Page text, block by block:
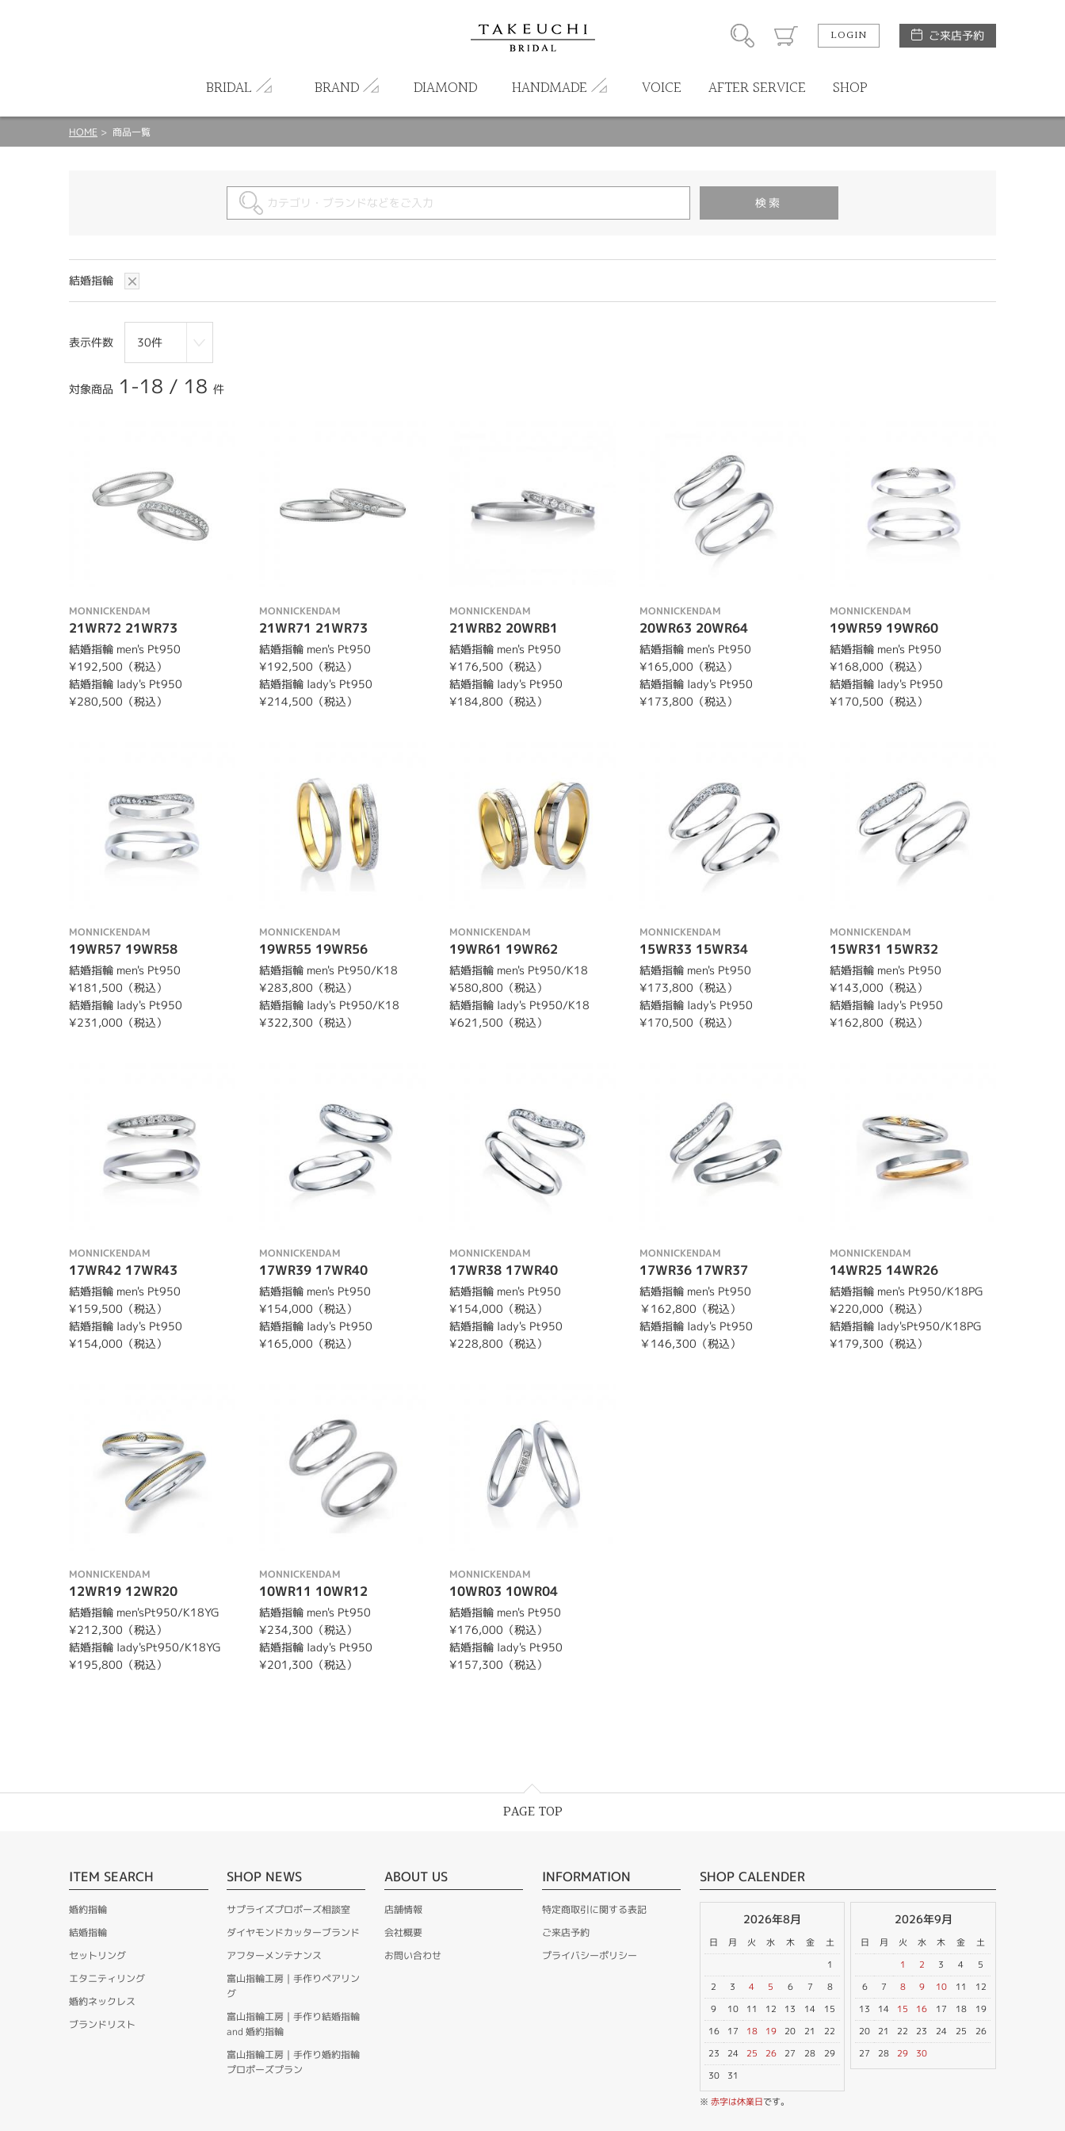
LOGIN ご来店予約
BRIDAL BRAND DIAMOND HANDMADE VOICE AFTER SERVICE SHOP
HOME 商品一覧
結婚指輪
表示件数
対象商品 1-18 / 18 件
MONNICKENDAM
21WR72 21WR73
結婚指輪 men's Pt950
¥192,500（税込）
結婚指輪 lady's Pt950
¥280,500（税込）
MONNICKENDAM
21WR71 21WR73
結婚指輪 men's Pt950
¥192,500（税込）
結婚指輪 lady's Pt950
¥214,500（税込）
MONNICKENDAM
21WRB2 20WRB1
結婚指輪 men's Pt950
¥176,500（税込）
結婚指輪 lady's Pt950
¥184,800（税込）
MONNICKENDAM
20WR63 20WR64
結婚指輪 men's Pt950
¥165,000（税込）
結婚指輪 lady's Pt950
¥173,800（税込）
MONNICKENDAM
19WR59 19WR60
結婚指輪 men's Pt950
¥168,000（税込）
結婚指輪 lady's Pt950
¥170,500（税込）
MONNICKENDAM
19WR57 19WR58
結婚指輪 men's Pt950
¥181,500（税込）
結婚指輪 lady's Pt950
¥231,000（税込）
MONNICKENDAM
19WR55 19WR56
結婚指輪 men's Pt950/K18
¥283,800（税込）
結婚指輪 lady's Pt950/K18
¥322,300（税込）
MONNICKENDAM
19WR61 19WR62
結婚指輪 men's Pt950/K18
¥580,800（税込）
結婚指輪 lady's Pt950/K18
¥621,500（税込）
MONNICKENDAM
15WR33 15WR34
結婚指輪 men's Pt950
¥173,800（税込）
結婚指輪 lady's Pt950
¥170,500（税込）
MONNICKENDAM
15WR31 15WR32
結婚指輪 men's Pt950
¥143,000（税込）
結婚指輪 lady's Pt950
¥162,800（税込）
MONNICKENDAM
17WR42 17WR43
結婚指輪 men's Pt950
¥159,500（税込）
結婚指輪 lady's Pt950
¥154,000（税込）
MONNICKENDAM
17WR39 17WR40
結婚指輪 men's Pt950
¥154,000（税込）
結婚指輪 lady's Pt950
¥165,000（税込）
MONNICKENDAM
17WR38 17WR40
結婚指輪 men's Pt950
¥154,000（税込）
結婚指輪 lady's Pt950
¥228,800（税込）
MONNICKENDAM
17WR36 17WR37
結婚指輪 men's Pt950
￥162,800（税込）
結婚指輪 lady's Pt950
￥146,300（税込）
MONNICKENDAM
14WR25 14WR26
結婚指輪 men's Pt950/K18PG
¥220,000（税込）
結婚指輪 lady'sPt950/K18PG
¥179,300（税込）
MONNICKENDAM
12WR19 12WR20
結婚指輪 men'sPt950/K18YG
¥212,300（税込）
結婚指輪 lady'sPt950/K18YG
¥195,800（税込）
MONNICKENDAM
10WR11 10WR12
結婚指輪 men's Pt950
¥234,300（税込）
結婚指輪 lady's Pt950
¥201,300（税込）
MONNICKENDAM
10WR03 10WR04
結婚指輪 men's Pt950
¥176,000（税込）
結婚指輪 lady's Pt950
¥157,300（税込）
PAGE TOP
ITEM SEARCH
婚約指輪
結婚指輪
セットリング
エタニティリング
婚約ネックレス
ブランドリスト
SHOP NEWS
サプライズプロポーズ相談室
ダイヤモンドカッターブランド
アフターメンテナンス
富山指輪工房｜手作りペアリン
グ
富山指輪工房｜手作り結婚指輪
and 婚約指輪
富山指輪工房｜手作り婚約指輪
プロポーズプラン
ABOUT US
店舗情報
会社概要
お問い合わせ
INFORMATION
特定商取引に関する表記
ご来店予約
プライバシーポリシー
SHOP CALENDER
2026年8月
日 月 火 水 木 金
土
1
2
3 4 5 6 7
8
9
10 11 12 13 14
15
16
17 18 19 20 21
22
23
24 25 26 27 28
29
30
31
2026年9月
日 月 火 水 木 金
土
1
2 3 4
5
6
7 8 9 10 11
12
13
14 15 16 17 18
19
20
21 22 23 24 25
26
27
28 29 30
※ 赤字は休業日です。